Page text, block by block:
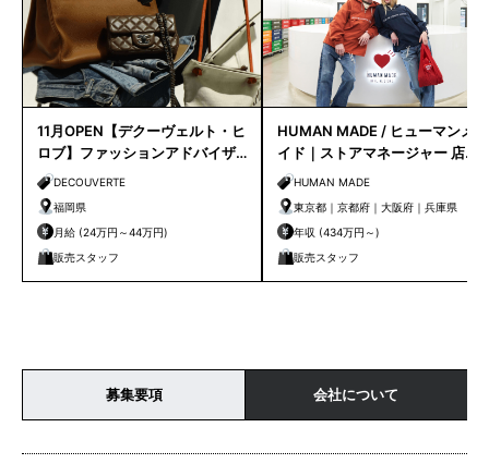
11月OPEN【デクーヴェルト・ヒ
ロブ】ファッションアドバイザ
ー｜天神店
DECOUVERTE
福岡県
月給 (24万円～44万円)
販売スタッフ
HUMAN MADE / ヒューマンメ
イド｜ストアマネージャー 店長
候補HUMAN MADE
東京都｜京都府｜大阪府｜兵庫県
年収 (434万円～)
販売スタッフ
募集要項 会社について